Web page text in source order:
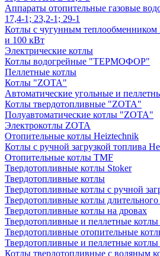
Аппараты отопительные газовые
17,4-1; 23,2-1; 29-1
Котлы с чугунным
и 100 кВт
Электрические котлы
Котлы водогрейные "ТЕРМОФОР"
Пеллетные котлы
Котлы "ZOTA"
Автоматические угольные и
Котлы твердотопливные "ZOTA"
Полуавтоматические котлы "ZOTA"
Электрокотлы ZOTA
Отопительные котлы Heiztechnik
Котлы с ручной загрузкой топлива
Отопительные котлы TMF
Твердотопливные котлы Stoker
Твердотопливные котлы
Твердотопливные котлы с ручной
Твердотопливные котлы длительного
Твердотопливные котлы на дровах
Твердотопливные и пеллетные
Твердотопливные отопительные
Твердотопливные и пеллетные
Котлы твердотопливные с водяным